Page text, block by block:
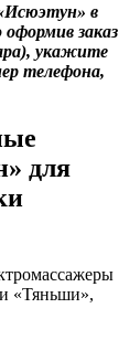
в
заказ
укажите
телефона,
для